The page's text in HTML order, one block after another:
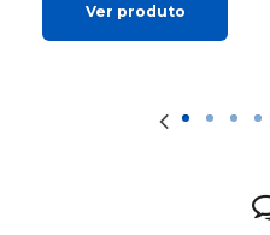
Ver produto